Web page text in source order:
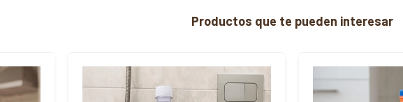
Productos que te pueden interesar